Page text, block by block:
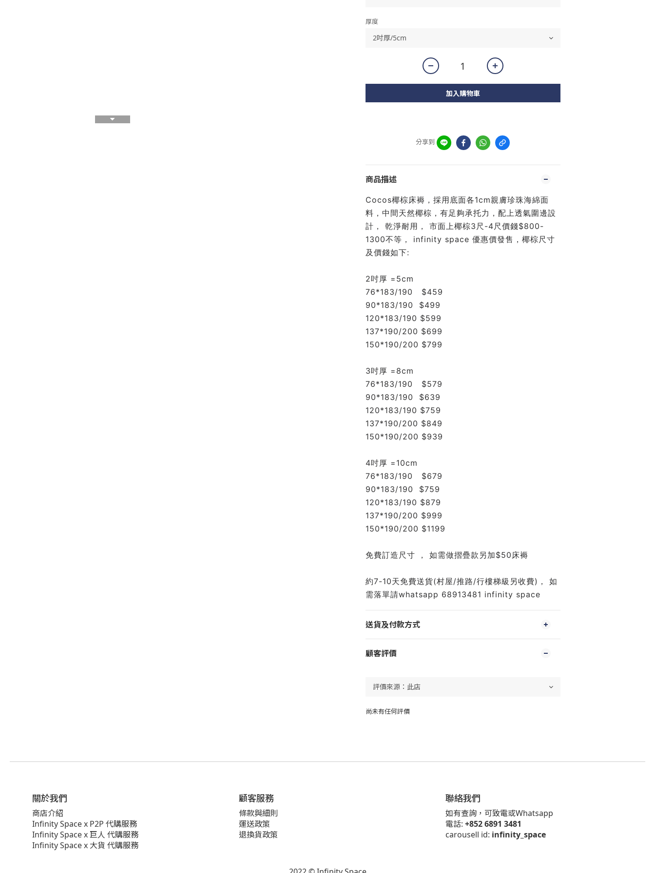
厚度
加入購物車
分享到
商品描述
Cocos椰棕床褥，採用底面各1cm親膚珍珠海綿面
料，中間天然椰棕，有足夠承托力，配上透氣圍邊設
計， 乾淨耐用， 市面上椰棕3尺-4尺價錢$800-
1300不等， infinity space 優惠價發售，椰棕尺寸
及價錢如下:
2吋厚 =5cm
76*183/190   $459
90*183/190  $499
120*183/190 $599
137*190/200 $699
150*190/200 $799
3吋厚 =8cm
76*183/190   $579
90*183/190  $639
120*183/190 $759
137*190/200 $849
150*190/200 $939
4吋厚 =10cm
76*183/190   $679
90*183/190  $759
120*183/190 $879
137*190/200 $999
150*190/200 $1199
免費訂造尺寸 ， 如需做摺疊款另加$50床褥
約7-10天免費送貨(村屋/推路/行樓梯級另收費)， 如
需落單請whatsapp 68913481 infinity space
送貨及付款方式
顧客評價
尚未有任何評價
關於我們
商店介紹
Infinity Space x P2P 代購服務
Infinity Space x 巨人 代購服務
Infinity Space x 大貨 代購服務
顧客服務
條款與細則
運送政策
退換貨政策
聯絡我們
如有查詢，可致電或Whatsapp
電話: +852 6891 3481
carousell id: infinity_space